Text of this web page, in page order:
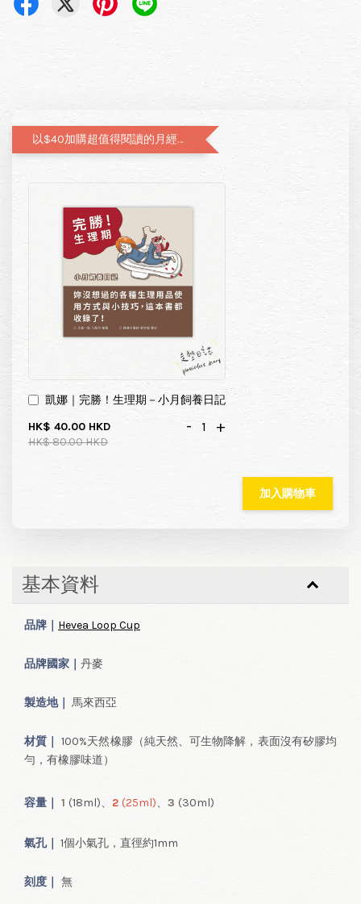
以$40加購超值得閱讀的月經圖文書—小月飼養日記
凱娜｜完勝！生理期－小月飼養日記
HK$ 40.00 HKD
HK$ 80.00 HKD
- +
加入購物車
基本資料
品牌｜ Hevea Loop Cup
品牌國家｜ 丹麥
製造地｜ 馬來西亞
材質｜100%天然橡膠 （純天然、可生物降解，表面沒有矽膠均
勻，有橡膠味道）
容量 1 (18ml)、 2 (25ml)、 3 (30ml)
氣孔｜ 1個小氣孔，直徑約1mm
刻度｜ 無